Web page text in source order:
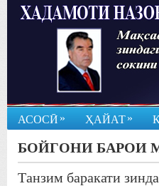
АСОСӢ » ҲАЙАТ»
БОЙГОНИ БАРОИ
Танзим баракати